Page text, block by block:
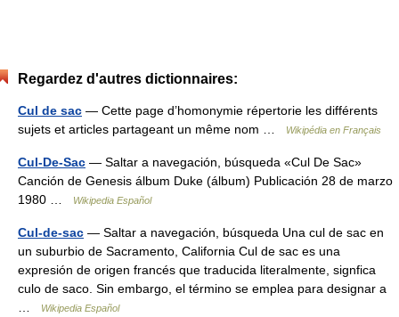
Regardez d'autres dictionnaires:
Cul de sac — Cette page d’homonymie répertorie les différents
sujets et articles partageant un même nom …
Wikipédia en Français
Cul-De-Sac — Saltar a navegación, búsqueda «Cul De Sac»
Canción de Genesis álbum Duke (álbum) Publicación 28 de marzo
1980 …
Wikipedia Español
Cul-de-sac — Saltar a navegación, búsqueda Una cul de sac en
un suburbio de Sacramento, California Cul de sac es una
expresión de origen francés que traducida literalmente, signfica
culo de saco. Sin embargo, el término se emplea para designar a
Wikipedia Español